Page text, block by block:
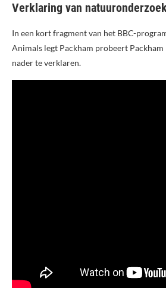
Verklaring van
In een kort fragment van het BBC-
Animals legt Packham probeert Packham
nader te verklaren.